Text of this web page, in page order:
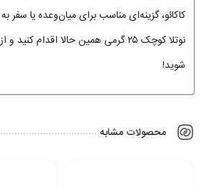
کاکائو، گزینه‌ای مناسب برای میان‌وعده یا سفر
نوتلا کوچک ۲۵ گرمی همین حالا اقدام
شوید!
محصولات مشابه